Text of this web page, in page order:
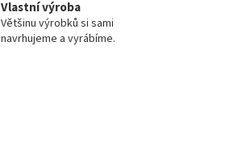
Vlastní výroba
Většinu výrobků si sami
navrhujeme a vyrábíme.